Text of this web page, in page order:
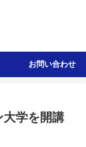
お問い合わせ
大学を開講